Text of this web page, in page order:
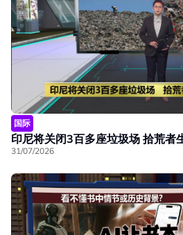
国际
印尼将关闭3百多座垃圾场 拾荒者
31/07/2026